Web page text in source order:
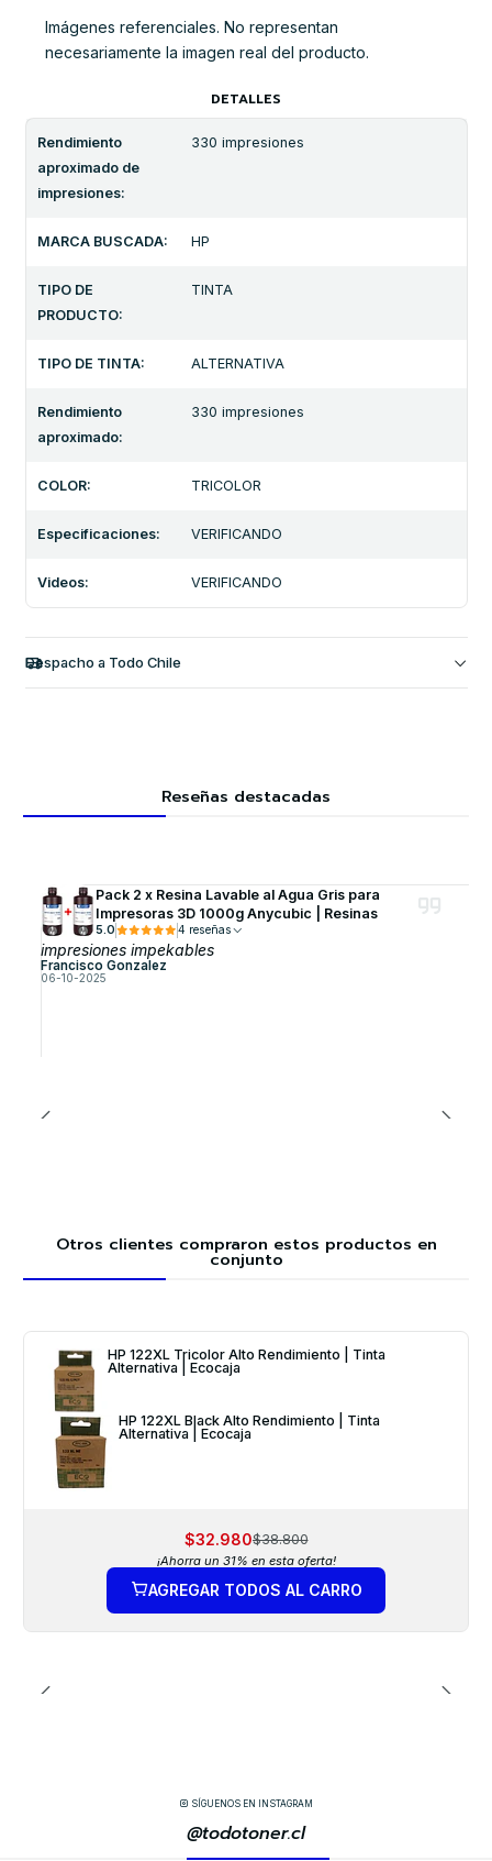
Imágenes referenciales. No representan
necesariamente la imagen real del producto.
DETALLES
Rendimiento
aproximado de
impresiones:
330 impresiones
MARCA BUSCADA: HP
TIPO DE
PRODUCTO:
TINTA
TIPO DE TINTA: ALTERNATIVA
Rendimiento
aproximado:
330 impresiones
COLOR: TRICOLOR
Especificaciones: VERIFICANDO
Videos: VERIFICANDO
Despacho a Todo Chile
Reseñas destacadas
Pack 2 x Resina Lavable al Agua Gris para
Impresoras 3D 1000g Anycubic | Resinas
5.0 4 reseñas
impresiones impekables
Francisco Gonzalez
06-10-2025
Otros clientes compraron estos productos en
conjunto
HP 122XL Tricolor Alto Rendimiento | Tinta
Alternativa | Ecocaja
HP 122XL Black Alto Rendimiento | Tinta
Alternativa | Ecocaja
$32.980$38.800
¡Ahorra un 31% en esta oferta!
AGREGAR TODOS AL CARRO
SÍGUENOS EN INSTAGRAM
@todotoner.cl